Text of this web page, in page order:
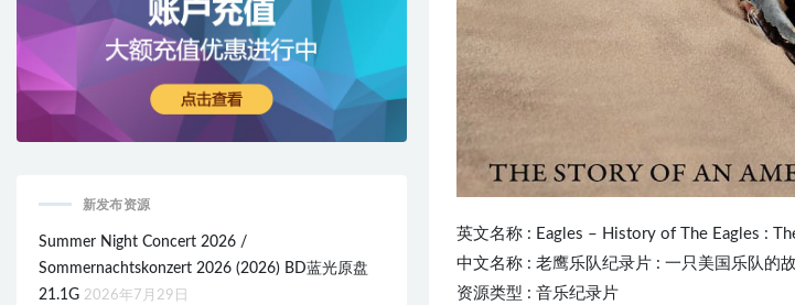
英文名称 : Eagles – History of The Eagles :
中文名称 : 老鹰乐队纪录片 : 一只美国乐队的
资源类型 : 音乐纪录片
新发布资源
Summer Night Concert 2026 /
Sommernachtskonzert 2026 (2026) BD蓝光原盘
21.1G 2026年7月29日